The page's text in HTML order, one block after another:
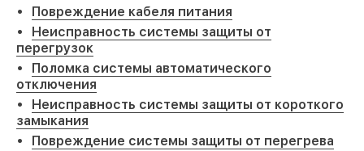
Повреждение кабеля питания
Неисправность системы защиты от
перегрузок
Поломка системы автоматического
отключения
Неисправность системы защиты от короткого
замыкания
Повреждение системы защиты от перегрева